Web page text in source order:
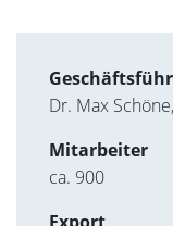
Dr. Max
Mitarbeiter
ca. 900